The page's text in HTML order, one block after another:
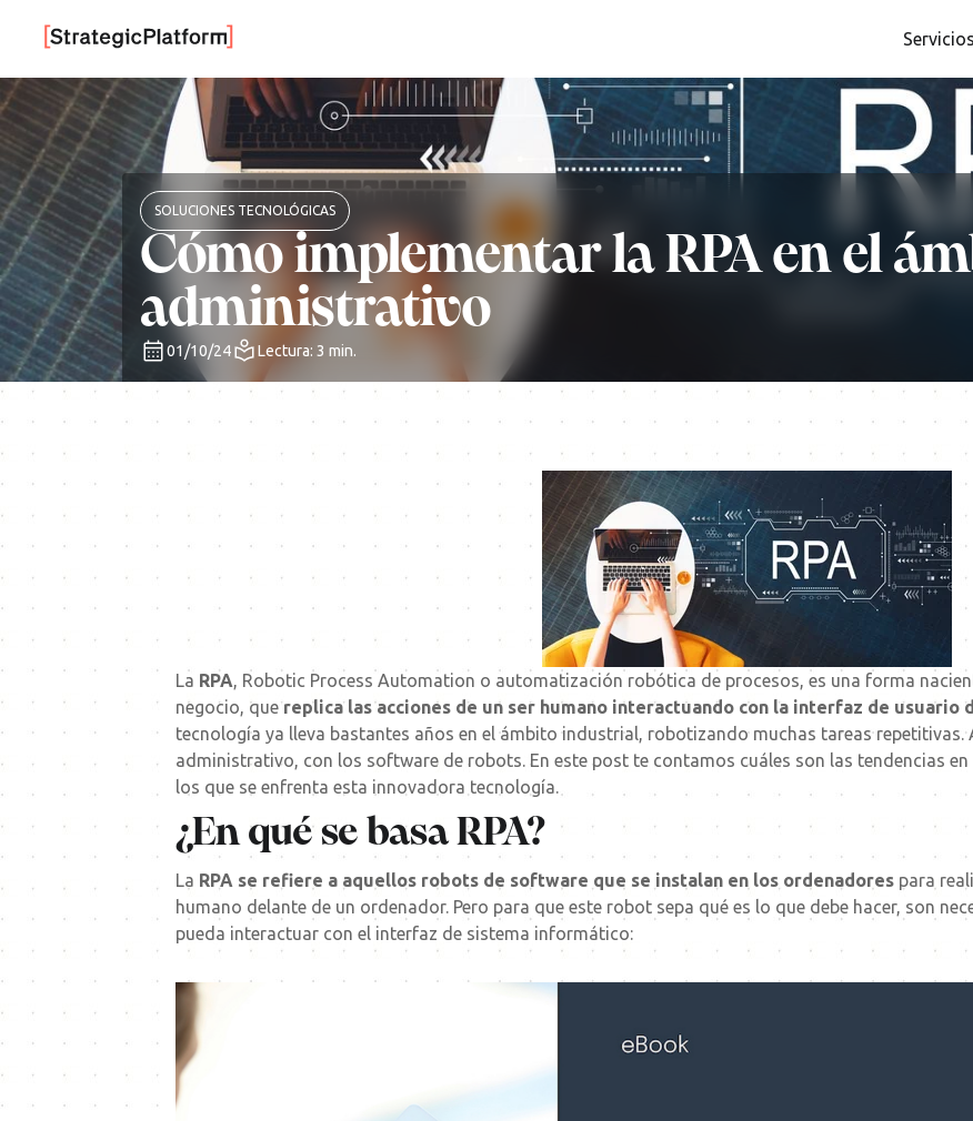
Servicios
SOLUCIONES TECNOLÓGICAS
Cómo implementar la RPA en el
administrativo
01/10/24 Lectura: 3 min.
La RPA, Robotic Process Automation o automatización robótica de procesos, es una forma
negocio, quereplica las acciones de un ser humano interactuando con la interfaz de usuario
tecnología ya lleva bastantes años en el ámbito industrial, robotizando muchas tareas
administrativo, con los software de robots. En este post te contamos cuáles son las tendencias en
los que se enfrenta esta innovadora tecnología.
¿En qué se basa RPA?
La RPA se refiere a aquellos robots de software que se instalan en los ordenadores para
humano delante de un ordenador. Pero para que este robot sepa qué es lo que debe hacer, son
pueda interactuar con el interfaz de sistema informático: